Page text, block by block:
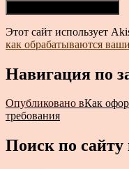
Этот сайт использует
как обрабатываются
Навигация по
Опубликовано вКак
требования
Поиск по